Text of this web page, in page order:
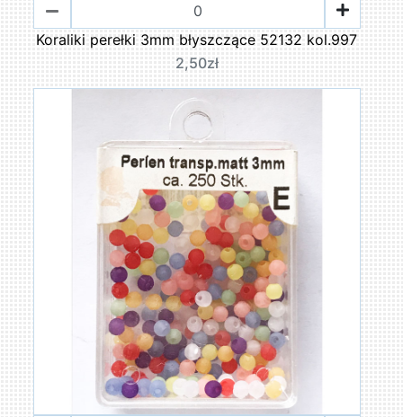
Koraliki perełki 3mm błyszczące 52132 kol.997
2,50zł